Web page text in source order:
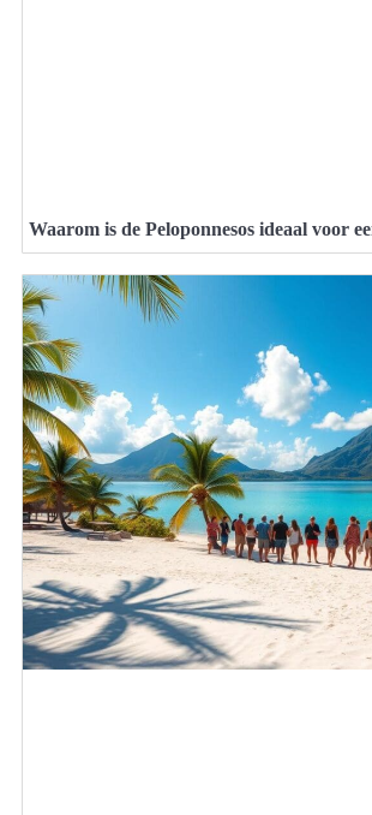
Waarom is de Peloponnesos ideaal voor